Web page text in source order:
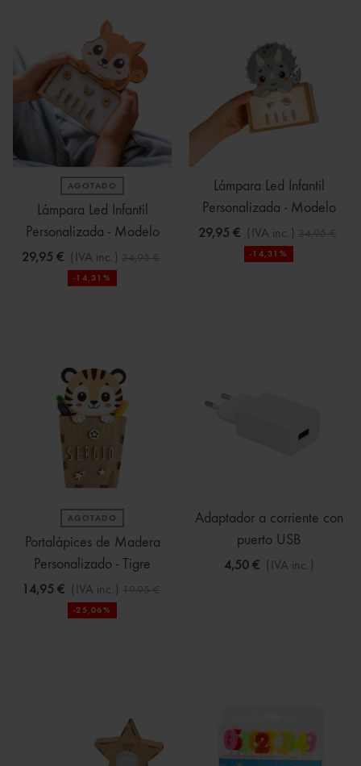
AGOTADO
Lámpara Led Infantil
Personalizada - Modelo
Ardilla
29,95 € (IVA inc.) 34,95 €
-14,31%
Lámpara Led Infantil
Personalizada - Modelo
Dinosaurio
29,95 € (IVA inc.) 34,95 €
-14,31%
AGOTADO
Portalápices de Madera
Personalizado - Tigre
14,95 € (IVA inc.) 19,95 €
-25,06%
Adaptador a corriente con
puerto USB
4,50 € (IVA inc.)